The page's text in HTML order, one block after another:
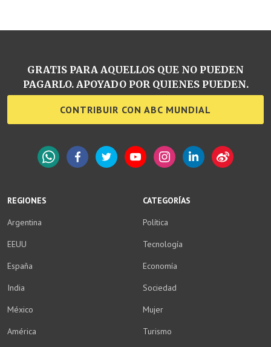
REGIONES
Argentina
EEUU
España
India
México
América
CATEGORÍAS
Política
Tecnología
Economía
Sociedad
Mujer
Turismo
GRATIS PARA AQUELLOS QUE NO PUEDEN
PAGARLO. APOYADO POR QUIENES PUEDEN.
CONTRIBUIR CON ABC MUNDIAL